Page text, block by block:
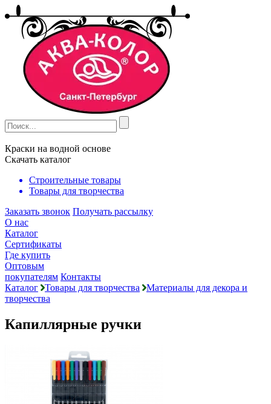
Краски на водной основе
Скачать каталог
Строительные товары
Товары для творчества
Заказать звонок Получать рассылку
О нас
Каталог
Сертификаты
Где купить
Оптовым
покупателям Контакты
Каталог
Товары для творчества
Материалы для декора и
творчества
Капиллярные ручки